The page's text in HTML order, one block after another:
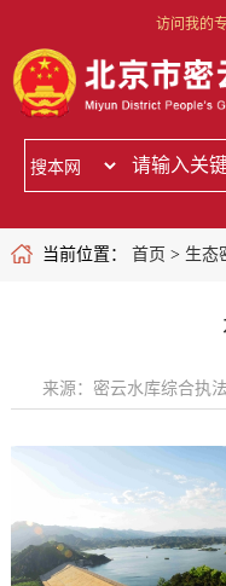
访问我的
当前位置： 首页 > 生态
来源：密云水库综合执